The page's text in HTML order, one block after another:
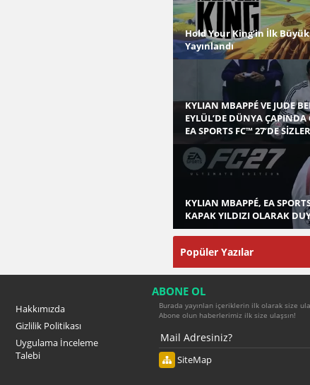
Hold Your King’in İlk
Yayınlandı
KYLIAN MBAPPÉ VE JUDE
EYLÜL’DE DÜNYA ÇAPINDA
EA SPORTS FC™ 27’DE
KYLIAN MBAPPÉ, EA
KAPAK YILDIZI OLARAK
Popüler Yazılar
Hakkımızda
Gizlilik Politikası
Uygulama İnceleme
Talebi
ABONE OL
Burada yayınlan içeriklerin ilk olarak size
Abone olun haberlerimiz ilk size ulaşsın!
SiteMap